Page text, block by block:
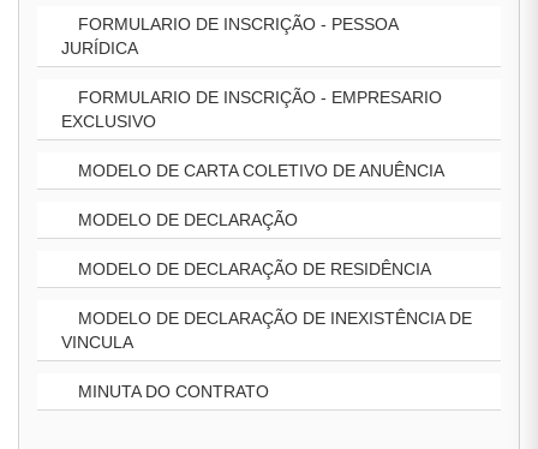
FORMULARIO DE INSCRIÇÃO - PESSOA
JURÍDICA
FORMULARIO DE INSCRIÇÃO - EMPRESARIO
EXCLUSIVO
MODELO DE CARTA COLETIVO DE ANUÊNCIA
MODELO DE DECLARAÇÃO
MODELO DE DECLARAÇÃO DE RESIDÊNCIA
MODELO DE DECLARAÇÃO DE INEXISTÊNCIA DE
VINCULA
MINUTA DO CONTRATO